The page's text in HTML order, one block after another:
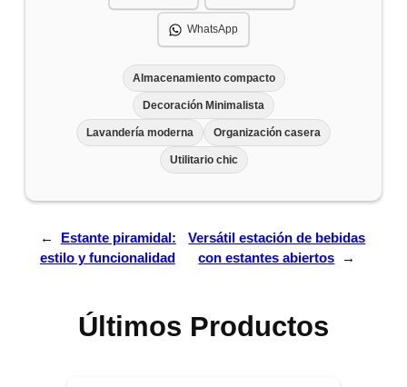
WhatsApp
Almacenamiento compacto
Decoración Minimalista
Lavandería moderna Organización casera
Utilitario chic
←
Estante piramidal:
estilo y funcionalidad
Versátil estación de bebidas
con estantes abiertos
→
Últimos Productos